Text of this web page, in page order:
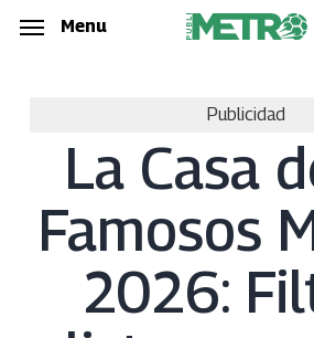
Skip
Menu
Publicidad
La Casa
Famosos
2026:
Menu